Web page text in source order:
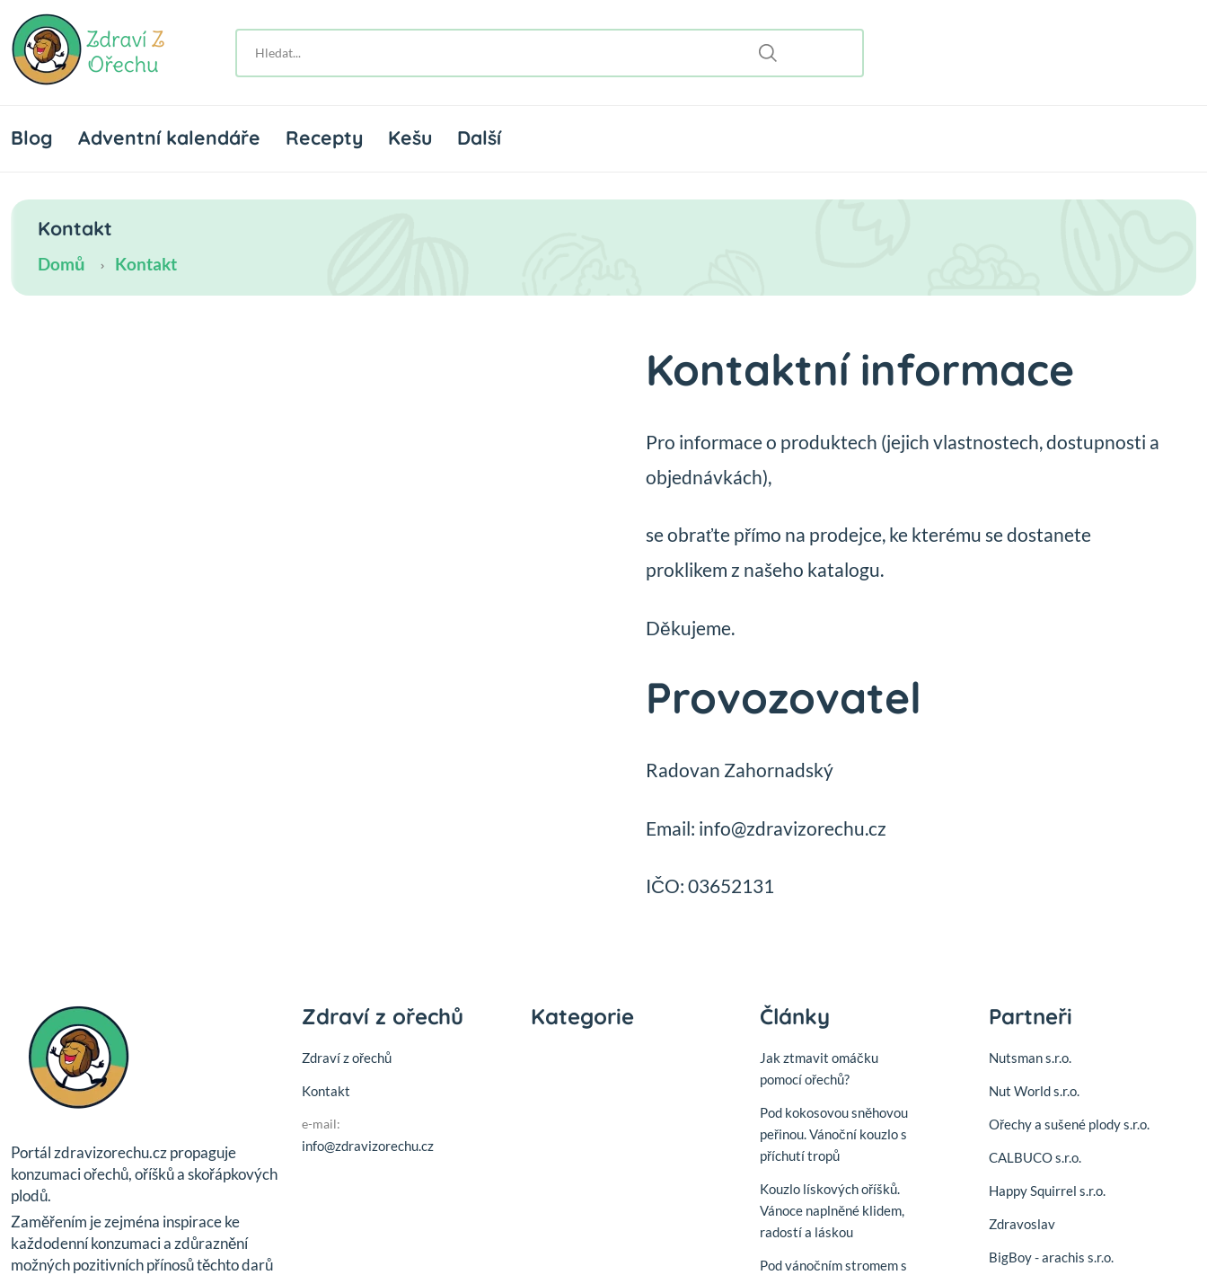
Blog Adventní kalendáře Recepty Kešu Další
Kontakt
Domů Kontakt
Kontaktní informace
Pro informace o produktech (jejich vlastnostech, dostupnosti a
objednávkách),
se obraťte přímo na prodejce, ke kterému se dostanete
proklikem z našeho katalogu.
Děkujeme.
Provozovatel
Radovan Zahornadský
Email: info@zdravizorechu.cz
IČO: 03652131
Portál zdravizorechu.cz propaguje
konzumaci ořechů, oříšků a skořápkových
plodů.
Zaměřením je zejména inspirace ke
každodenní konzumaci a zdůraznění
možných pozitivních přínosů těchto darů
Zdraví z ořechů
Zdraví z ořechů
Kontakt
e-mail:
info@zdravizorechu.cz
Kategorie Články
Jak ztmavit omáčku
pomocí ořechů?
Pod kokosovou sněhovou
peřinou. Vánoční kouzlo s
příchutí tropů
Kouzlo lískových oříšků.
Vánoce naplněné klidem,
radostí a láskou
Pod vánočním stromem s
Partneři
Nutsman s.r.o.
Nut World s.r.o.
Ořechy a sušené plody s.r.o.
CALBUCO s.r.o.
Happy Squirrel s.r.o.
Zdravoslav
BigBoy - arachis s.r.o.